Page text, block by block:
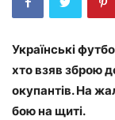
Українські
хто взяв зброю
окупантів. На
бою на щиті.